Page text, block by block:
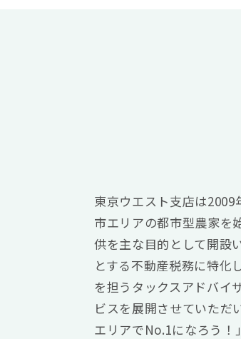
東京ウエスト支店は
市エリアの都市型農家を
供を主な目的として開設
とする不動産税務に特化
を担うタックスアドバイ
ビスを展開させていただ
エリアでNo.1になろう！